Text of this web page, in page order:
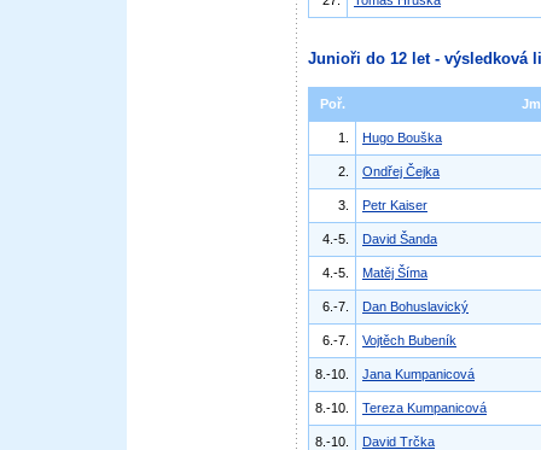
Junioři do 12 let - výsledková
Poř.
1. Hugo Bouška
2. Ondřej Čejka
3. Petr Kaiser
4.-5. David Šanda
4.-5. Matěj Šíma
6.-7. Dan Bohuslavický
6.-7. Vojtěch Bubeník
8.-10. Jana Kumpanicová
8.-10. Tereza Kumpanicová
8.-10. David Trčka